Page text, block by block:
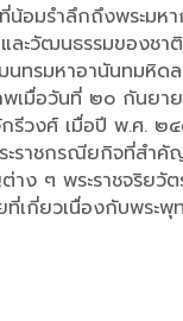
อมรำลึกถึงพระมห
ละวัฒนธรรมของชา
นทรมหาอานันทมหิด
เมื่อวันที่ ๒๐ กันยา
รีวงศ์ เมื่อปี พ.ศ. ๒
ราชกรณียกิจที่สำคั
ง ๆ พระราชจริยวั
เกี่ยวเนื่องกับพระพุ